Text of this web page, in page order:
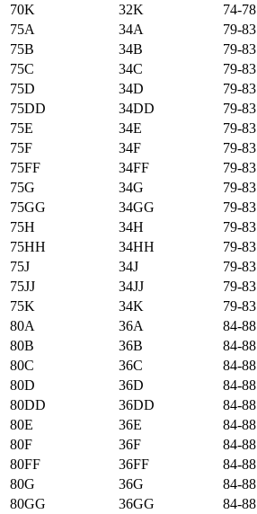
70K
32K 74-78
75А
34А 79-83
75B
34B 79-83
75C
34C 79-83
75D
34D 79-83
75DD
34DD 79-83
75E
34E 79-83
75F
34F 79-83
75FF
34FF 79-83
75G
34G 79-83
75GG
34GG 79-83
75H
34H 79-83
75HH
34HH 79-83
75J
34J 79-83
75JJ
34JJ 79-83
75K
34K 79-83
80А
36А 84-88
80B
36B 84-88
80C
36C 84-88
80D
36D 84-88
80DD
36DD 84-88
80E
36E 84-88
80F
36F 84-88
80FF
36FF 84-88
80G
36G 84-88
80GG
36GG 84-88